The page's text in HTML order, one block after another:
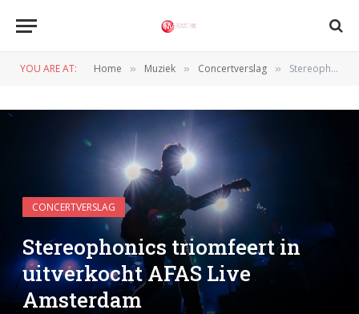
YOU ARE AT: Home » Muziek » Concertverslag » Stereophonics triomfeert in uitverkocht AFAS Live Amsterdam
CONCERTVERSLAG
Stereophonics triomfeert in
uitverkocht AFAS Live
Amsterdam